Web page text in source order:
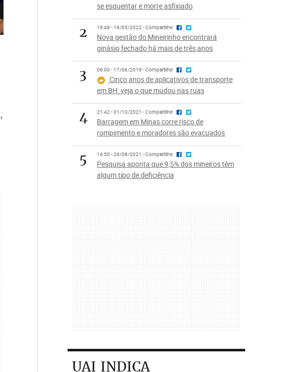
,
se esquentar e morre asfixiado
2 18:48 - 19/05/2022 - Compartilhe
Nova gestão do Mineirinho encontrará
ginásio fechado há mais de três anos
3 06:00 - 17/06/2019 - Compartilhe
Cinco anos de aplicativos de transporte
em BH: veja o que mudou nas ruas
4 21:42 - 01/10/2021 - Compartilhe
Barragem em Minas corre risco de
rompimento e moradores são evacuados
5 16:50 - 26/08/2021 - Compartilhe
Pesquisa aponta que 9,5% dos mineiros têm
algum tipo de deficiência
UAI INDICA